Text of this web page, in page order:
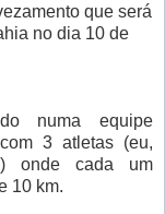
que será
no dia 10 de
numa equipe
3 atletas (eu,
onde cada um
10 km.